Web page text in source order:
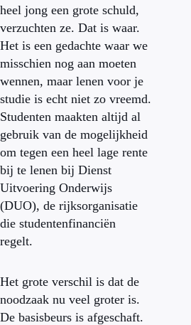
heel jong een grote schuld,
verzuchten ze. Dat is waar.
Het is een gedachte waar we
misschien nog aan moeten
wennen, maar lenen voor je
studie is echt niet zo vreemd.
Studenten maakten altijd al
gebruik van de mogelijkheid
om tegen een heel lage rente
bij te lenen bij Dienst
Uitvoering Onderwijs
(DUO), de rijksorganisatie
die studentenfinanciën
regelt.
Het grote verschil is dat de
noodzaak nu veel groter is.
De basisbeurs is afgeschaft.